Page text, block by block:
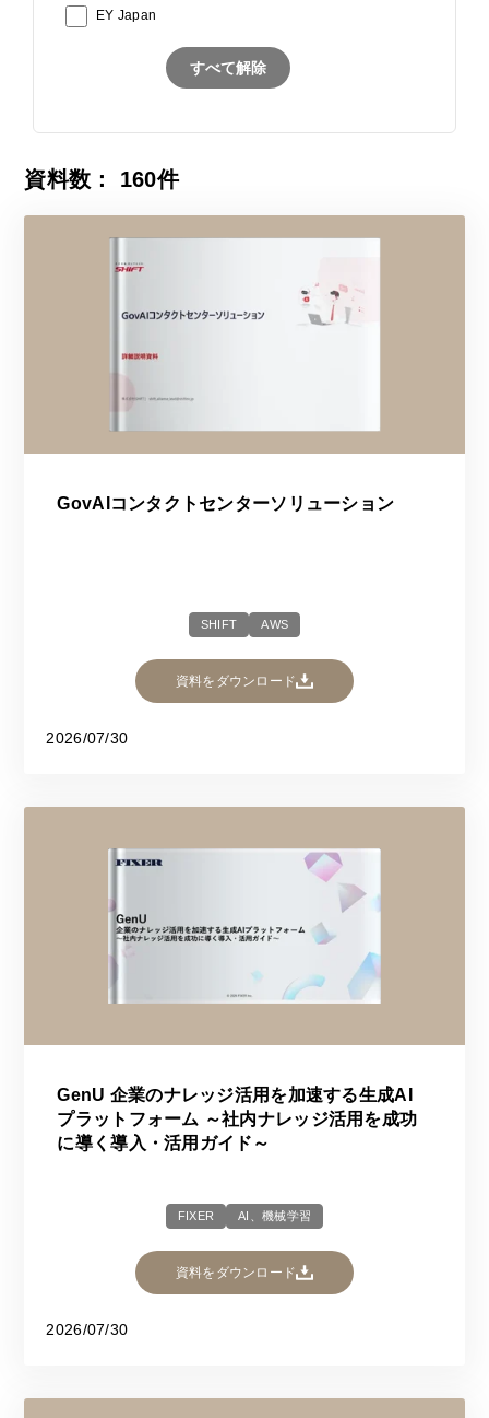
EY Japan
すべて解除
資料数： 160件
GovAIコンタクトセンターソリューション
SHIFT AWS
資料をダウンロード
2026/07/30
GenU 企業のナレッジ活用を加速する生成AI
プラットフォーム ～社内ナレッジ活用を成功
に導く導入・活用ガイド～
FIXER AI、機械学習
資料をダウンロード
2026/07/30